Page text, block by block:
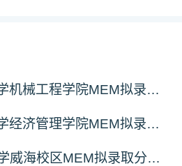
2026北京科技大学机械工程学院MEM拟录取分析解读
2026北京科技大学经济管理学院MEM拟录取分析解读
2026北京交通大学威海校区MEM拟录取分析解读